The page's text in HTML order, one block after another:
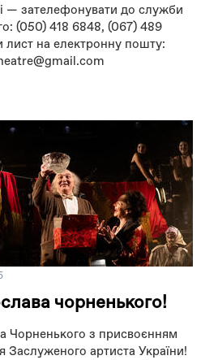
— зателефонувати до служби
(050) 418 6848, (067) 489
на електронну пошту:
чорненького!
Чорненького з присвоєнням
Заслуженого артиста України!